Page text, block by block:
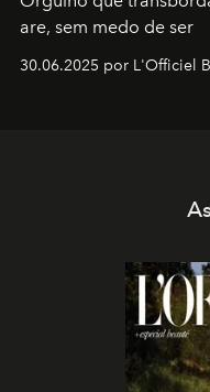
are, sem medo de ser
30.06.2025 por L'Officiel